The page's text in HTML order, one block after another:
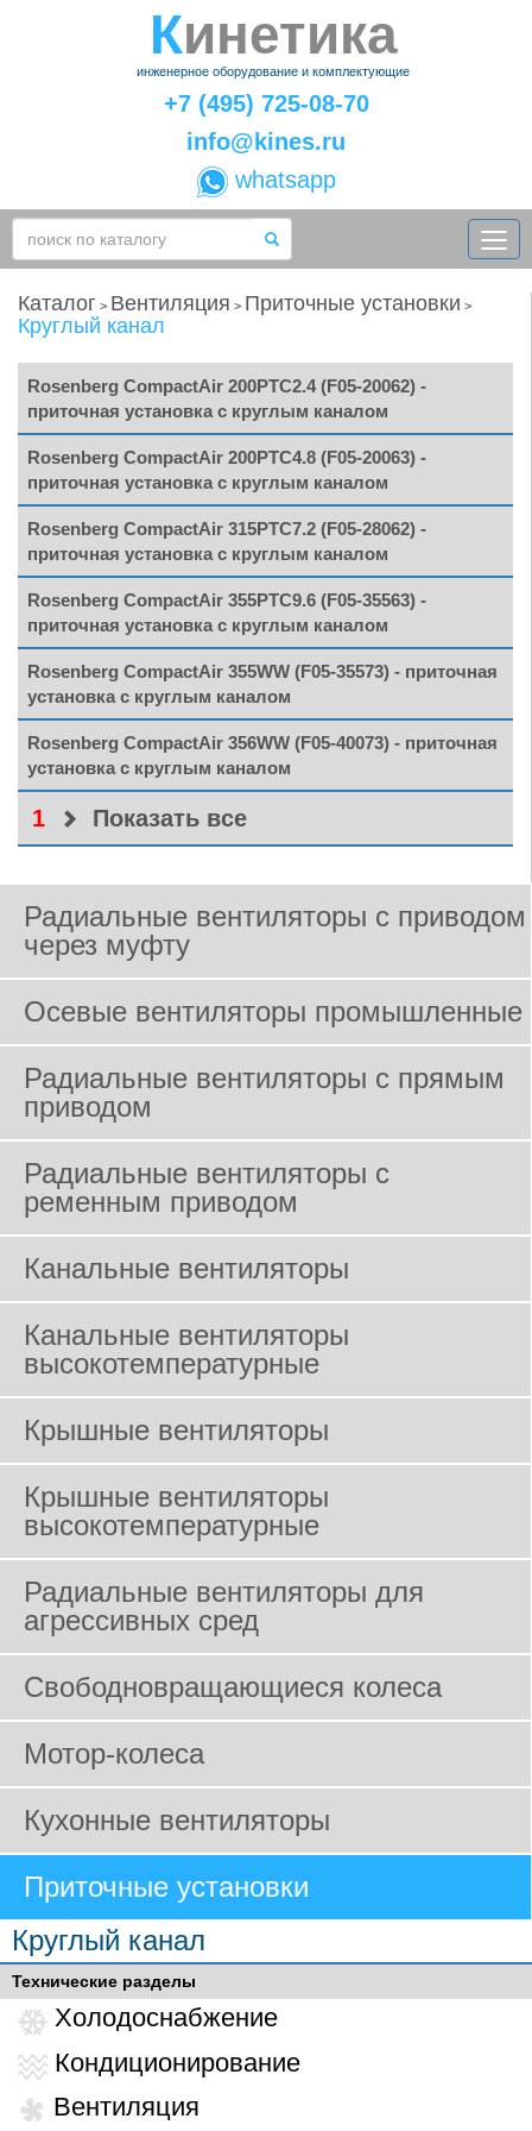
Кинетика
инженерное оборудование и комплектующие
+7 (495) 725-08-70
info@kines.ru
whatsapp
Радиальные вентиляторы с приводом
через муфту
Осевые вентиляторы промышленные
Радиальные вентиляторы с прямым
приводом
Радиальные вентиляторы с
ременным приводом
Канальные вентиляторы
Канальные вентиляторы
высокотемпературные
Крышные вентиляторы
Крышные вентиляторы
высокотемпературные
Радиальные вентиляторы для
агрессивных сред
Свободновращающиеся колеса
Мотор-колеса
Кухонные вентиляторы
Приточные установки
Круглый канал
Каталог > Вентиляция > Приточные установки >
Круглый канал
Rosenberg CompactAir 200PTC2.4 (F05-20062) -
приточная установка с круглым каналом
Rosenberg CompactAir 200PTC4.8 (F05-20063) -
приточная установка с круглым каналом
Rosenberg CompactAir 315PTC7.2 (F05-28062) -
приточная установка с круглым каналом
Rosenberg CompactAir 355PTC9.6 (F05-35563) -
приточная установка с круглым каналом
Rosenberg CompactAir 355WW (F05-35573) - приточная
установка с круглым каналом
Rosenberg CompactAir 356WW (F05-40073) - приточная
установка с круглым каналом
1 Показать все
Технические разделы
Холодоснабжение
Кондиционирование
Вентиляция